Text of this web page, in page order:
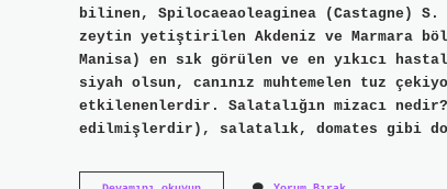
bilinen, Spilocaeaoleaginea (Castagne) S.
zeytin yetiştirilen Akdeniz ve Marmara
Manisa) en sık görülen ve en yıkıcı
siyah olsun, canınız muhtemelen tuz
etkilenenlerdir. Salatalığın mizacı
edilmişlerdir), salatalık, domates gibi